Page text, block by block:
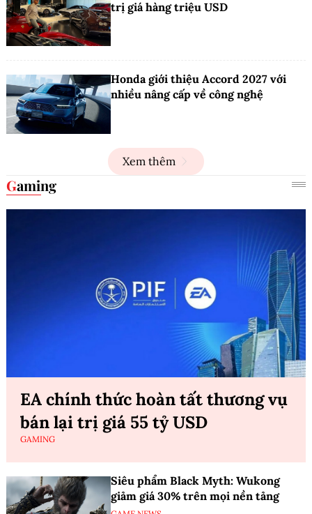
trị giá hàng triệu USD
Honda giới thiệu Accord 2027 với
nhiều nâng cấp về công nghệ
Xem thêm
Gaming
EA chính thức hoàn tất thương vụ
bán lại trị giá 55 tỷ USD
GAMING
Siêu phẩm Black Myth: Wukong
giảm giá 30% trên mọi nền tảng